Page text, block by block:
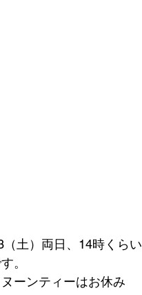
（土）両日、14時くらい
。
ーンティーはお休み